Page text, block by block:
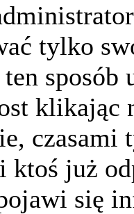
tylko
sposób
klikając
czasami
ktoś już
się